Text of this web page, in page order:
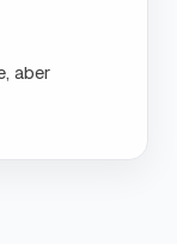
aber